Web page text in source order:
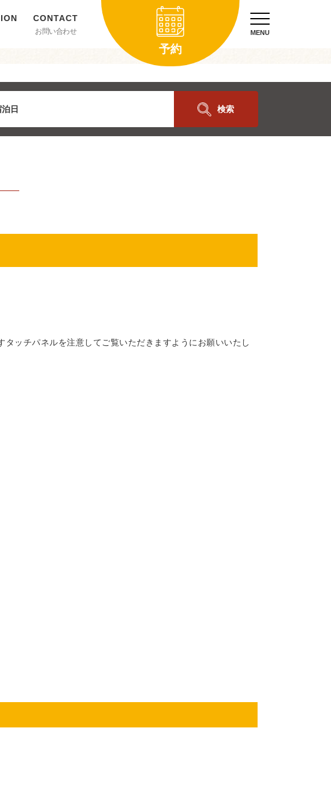
お問い合わせ
予約
MENU
検索
ッチパネルを注意してご覧いただきますようにお願いいたし